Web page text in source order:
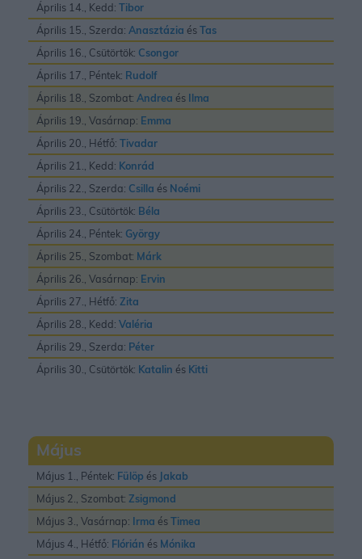
Április 14., Kedd: Tibor
Április 15., Szerda: Anasztázia ésTas
Április 16., Csütörtök: Csongor
Április 17., Péntek: Rudolf
Április 18., Szombat: Andrea és Ilma
Április 19., Vasárnap: Emma
Április 20., Hétfő: Tivadar
Április 21., Kedd: Konrád
Április 22., Szerda: Csilla és Noémi
Április 23., Csütörtök: Béla
Április 24., Péntek: György
Április 25., Szombat: Márk
Április 26., Vasárnap: Ervin
Április 27., Hétfő: Zita
Április 28., Kedd: Valéria
Április 29., Szerda: Péter
Április 30., Csütörtök: Katalin és Kitti
Május
Május 1., Péntek: Fülöp és Jakab
Május 2., Szombat: Zsigmond
Május 3., Vasárnap: Irma ésTimea
Május 4., Hétfő: Flórián és Mónika